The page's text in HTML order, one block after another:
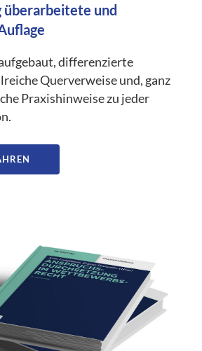
überarbeitete und
differenzierte
Querverweise und, ganz
Praxishinweise zu jeder